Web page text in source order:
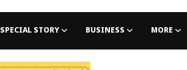
SPECIAL STORY BUSINESS MORE